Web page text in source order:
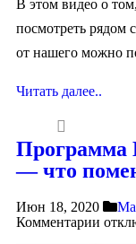
В этом видео о
посмотреть рядом
от нашего можно
Читать далее..
Программа
— что
Июн 18, 2020
Комментарии